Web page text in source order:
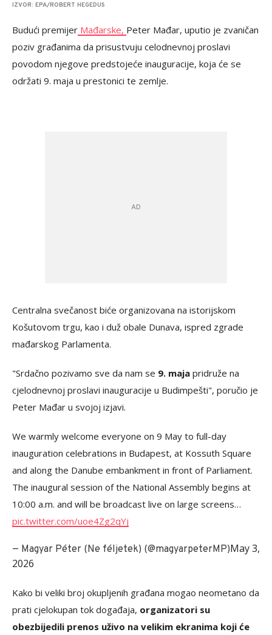
IZVOR: EPA/ROBERT HEGEDUS
Budući premijer Mađarske, Peter Mađar, uputio je zvaničan
poziv građanima da prisustvuju celodnevnoj proslavi
povodom njegove predstojeće inauguracije, koja će se
održati 9. maja u prestonici te zemlje.
Centralna svečanost biće organizovana na istorijskom
Košutovom trgu, kao i duž obale Dunava, ispred zgrade
mađarskog Parlamenta.
"Srdačno pozivamo sve da nam se 9. maja pridruže na
cjelodnevnoj proslavi inauguracije u Budimpešti", poručio je
Peter Mađar u svojoj izjavi.
We warmly welcome everyone on 9 May to full-day
inauguration celebrations in Budapest, at Kossuth Square
and along the Danube embankment in front of Parliament.
The inaugural session of the National Assembly begins at
10:00 a.m. and will be broadcast live on large screens…
pic.twitter.com/uoe4Zg2qYj
— Magyar Péter (Ne féljetek) (@magyarpeterMP)May 3,
2026
Kako bi veliki broj okupljenih građana mogao neometano da
prati cjelokupan tok događaja, organizatori su
obezbijedili prenos uživo na velikim ekranima koji će